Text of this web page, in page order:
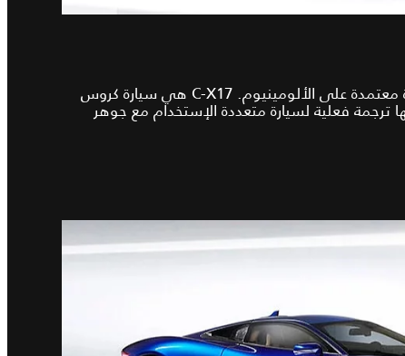
تصميم مثير, تكنولوجيا مبتكرة معتمدة على الألومينيوم. C-X17 هي سيارة كروس
ترجمة فعلية لسيارة متعددة الإستخدام مع جوهر